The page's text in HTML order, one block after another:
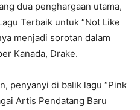
dua penghargaan utama,
Terbaik untuk “Not Like
menjadi sorotan dalam
Kanada, Drake.
penyanyi di balik lagu “Pink
Artis Pendatang Baru